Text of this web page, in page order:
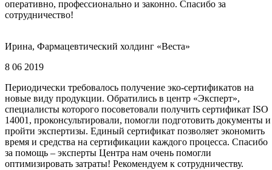
оперативно, профессионально и законно. Спасибо за
сотрудничество!
Ирина, Фармацевтический холдинг «Веста»
8 06 2019
Периодически требовалось получение эко-сертификатов на
новые виду продукции. Обратились в центр «Эксперт»,
специалисты которого посоветовали получить сертификат ISO
14001, проконсультировали, помогли подготовить документы и
пройти экспертизы. Единый сертификат позволяет экономить
время и средства на сертификации каждого процесса. Спасибо
за помощь – эксперты Центра нам очень помогли
оптимизировать затраты! Рекомендуем к сотрудничеству.